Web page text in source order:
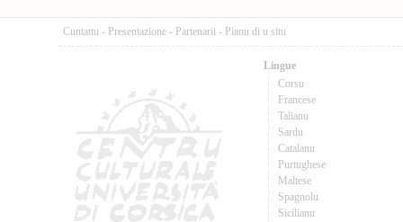
Cuntattu - Presentazione - Partenarii - Pianu di u situ
Lingue
Corsu
Francese
Talianu
Sardu
Catalanu
Purtughese
Maltese
Spagnolu
Sicilianu